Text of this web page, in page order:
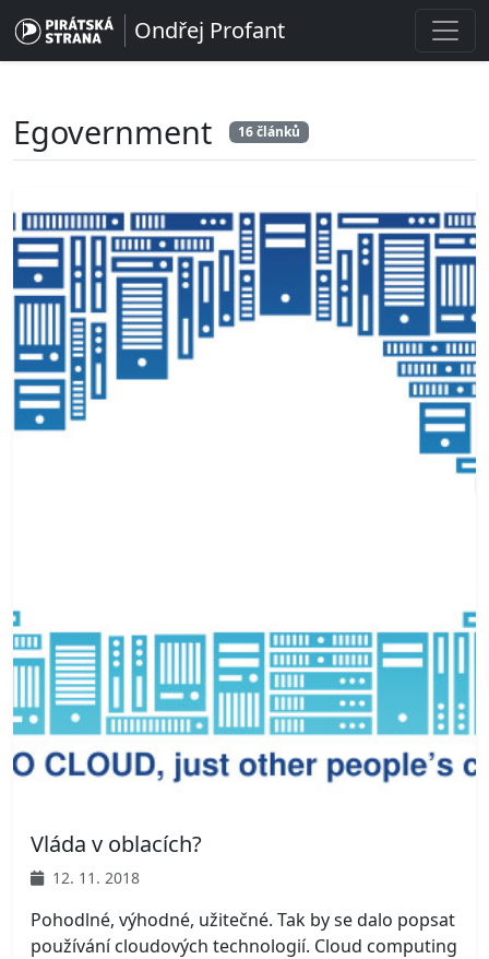
Ondřej Profant
Egovernment 16 článků
Vláda v oblacích?
12. 11. 2018
Pohodlné, výhodné, užitečné. Tak by se dalo popsat
používání cloudových technologií. Cloud computing